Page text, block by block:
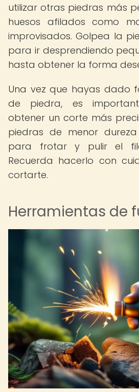
utilizar otras piedras más
huesos afilados como
improvisados. Golpea la
para ir desprendiendo
hasta obtener la forma
Una vez que hayas dado
de piedra, es
obtener un corte más
piedras de menor
para frotar y pulir el
Recuerda hacerlo con
cortarte.
Herramientas de